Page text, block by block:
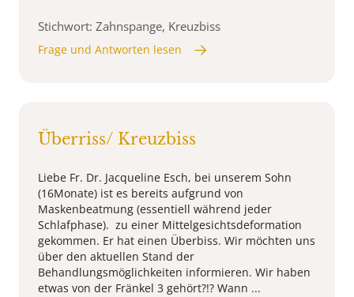
Stichwort: Zahnspange, Kreuzbiss
Frage und Antworten lesen
Überriss/ Kreuzbiss
Liebe Fr. Dr. Jacqueline Esch, bei unserem Sohn
(16Monate) ist es bereits aufgrund von
Maskenbeatmung (essentiell während jeder
Schlafphase). zu einer Mittelgesichtsdeformation
gekommen. Er hat einen Überbiss. Wir möchten uns
über den aktuellen Stand der
Behandlungsmöglichkeiten informieren. Wir haben
etwas von der Fränkel 3 gehört?!? Wann ...